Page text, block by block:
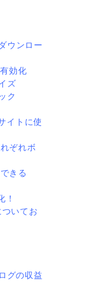
ウンロー
効化
ズ
ク
イトに使
ぞれボ
きる
！
いてお
グの収益